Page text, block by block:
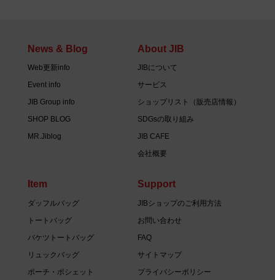
News & Blog
Web更新info
Event info
JIB Group info
SHOP BLOG
MR.Jiblog
About JIB
JIBについて
サービス
ショップリスト（販売店情報）
SDGsの取り組み
JIB CAFE
会社概要
Item
ダッフルバッグ
トートバッグ
バケツトートバッグ
リュックバッグ
ポーチ・ポシェット
Support
JIBショップのご利用方法
お問い合わせ
FAQ
サイトマップ
プライバシーポリシー